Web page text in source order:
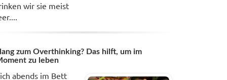
wir sie meist
zum Overthinking? Das hilft, um im
zu leben
abends im Bett